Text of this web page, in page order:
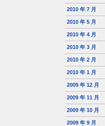
2010 年 7 月
2010 年 5 月
2010 年 4 月
2010 年 3 月
2010 年 2 月
2010 年 1 月
2009 年 12 月
2009 年 11 月
2009 年 10 月
2009 年 9 月